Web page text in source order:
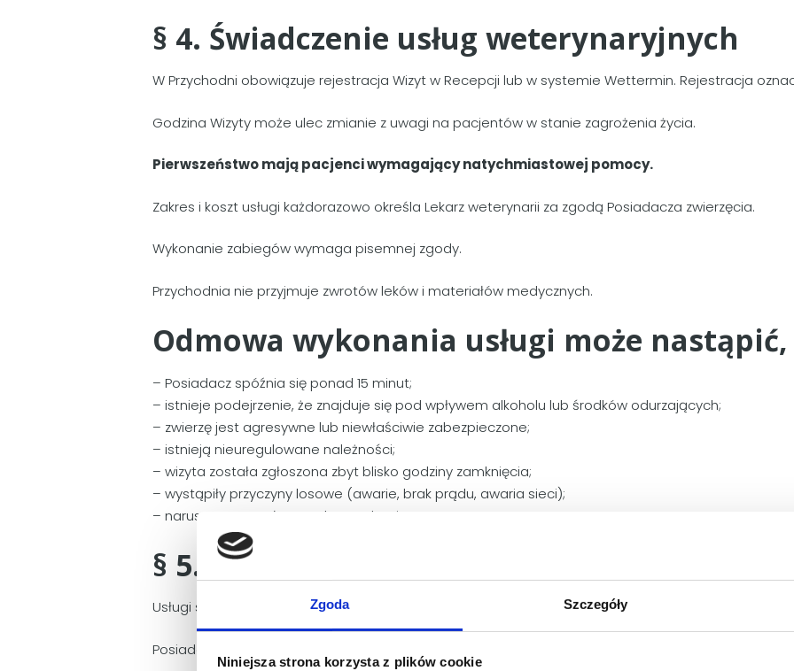
Zgoda Szczegóły
Niniejsza strona korzysta z plików cookie
§ 4. Świadczenie usług weterynaryjnych
W Przychodni obowiązuje rejestracja Wizyt w Recepcji lub w systemie Wettermin. Rejestracja
Godzina Wizyty może ulec zmianie z uwagi na pacjentów w stanie zagrożenia życia.
Pierwszeństwo mają pacjenci wymagający natychmiastowej pomocy.
Zakres i koszt usługi każdorazowo określa Lekarz weterynarii za zgodą Posiadacza zwierzęcia.
Wykonanie zabiegów wymaga pisemnej zgody.
Przychodnia nie przyjmuje zwrotów leków i materiałów medycznych.
Odmowa wykonania usługi może nastąpić,
– Posiadacz spóźnia się ponad 15 minut;
– istnieje podejrzenie, że znajduje się pod wpływem alkoholu lub środków odurzających;
– zwierzę jest agresywne lub niewłaściwie zabezpieczone;
– istnieją nieuregulowane należności;
– wizyta została zgłoszona zbyt blisko godziny zamknięcia;
– wystąpiły przyczyny losowe (awarie, brak prądu, awaria sieci);
– naruszone zostały zasady Regulaminu.
§ 5. Cennik usług
Usługi są odpłatne według obowiązującego Cennika.
Posiadacz zwierzęcia oświadcza, że zapoznał się z Cennikiem.